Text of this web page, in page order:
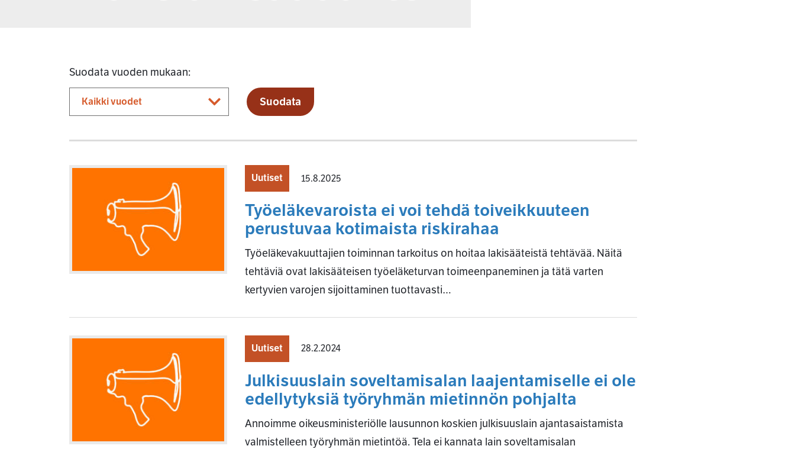
Suodata vuoden mukaan:
Suodata
Uutiset 15.8.2025
Työeläkevaroista ei voi tehdä toiveikkuuteen
perustuvaa kotimaista riskirahaa
Työeläkevakuuttajien toiminnan tarkoitus on hoitaa lakisääteistä tehtävää. Näitä
tehtäviä ovat lakisääteisen työeläketurvan toimeenpaneminen ja tätä varten
kertyvien varojen sijoittaminen tuottavasti…
Uutiset 28.2.2024
Julkisuuslain soveltamisalan laajentamiselle ei ole
edellytyksiä työryhmän mietinnön pohjalta
Annoimme oikeusministeriölle lausunnon koskien julkisuuslain ajantasaistamista
valmistelleen työryhmän mietintöä. Tela ei kannata lain soveltamisalan